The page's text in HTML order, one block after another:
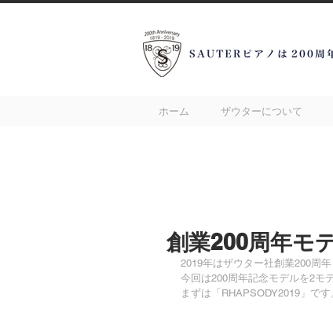
ホーム ザウターについて
創業200周年モ
2019年はザウター社創業200周
今回は200周年記念モデルを2モ
まずは「RHAPSODY2019」です